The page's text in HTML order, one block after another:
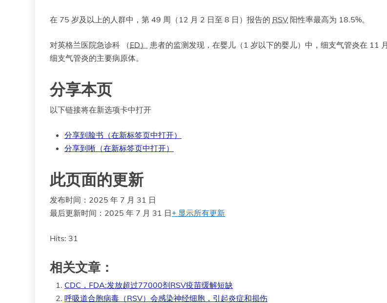
在 75 岁及以上的人群中，第 49 周（12 月 2 日至 8 日）报告的 RSV 阳性率最高为 18.5%。
对英格兰医院急诊科 （ED） 患者的监测发现，在婴儿（1 岁以下的婴儿）中，细支气管炎在 11
细支气管炎的主要病原体。
分享本页
以下链接将在新选项卡中打开
分享到脸书 （在新标签页中打开）
分享到唽 （在新标签页中打开）
此页面的更新
发布时间：2025 年 7 月 31 日
最后更新时间：2025 年 7 月 31 日+ 显示所有更新
Hits: 31
相关文章：
CDC，FDA:发放超过77000剂RSV疫苗缓解短缺
呼吸道合胞病毒（RSV）会感染神经细胞，引起炎症和损伤